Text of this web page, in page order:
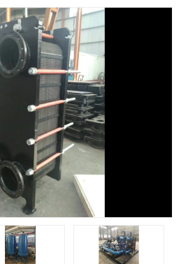
板式换热设备
定压补水装置
水处理器设备
锅炉辅机设备